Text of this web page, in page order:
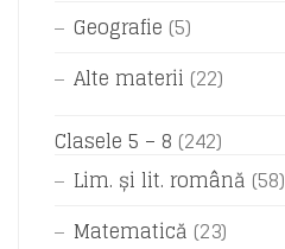
Geografie (5)
Alte materii (22)
Clasele 5 – 8 (242)
Lim. și lit. română (58)
Matematică (23)